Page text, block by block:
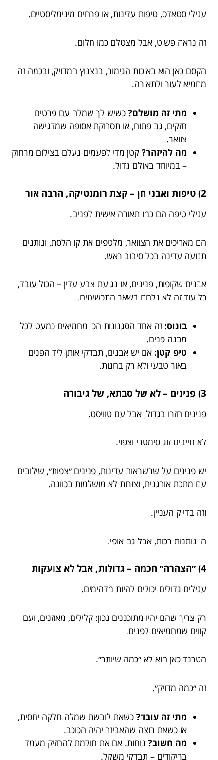
עגילי סטאדס, טיפות עדינות, או פרחים מינימליסטיים.
זה נראה פשוט, אבל מצטלם כמו חלום.
הקסם כאן הוא באיכות הגימור, בנצנוץ המדויק, ובכמה זה
מחמיא לעור ולתאורה.
מתי זה מושלם? כשיש לך שמלה עם פרטים
חזקים, גב פתוח, או תסרוקת אסופה שמדגישה
צוואר.
מה להיזהר? קטן מדי לפעמים נעלם בצילום מרחוק
– במיוחד באולם גדול.
2) טיפות ואבני חן – קצת רומנטיקה, הרבה אור
עגילי טיפה הם כמו תאורה אישית לפנים.
הם מאריכים את הצוואר, מלטפים את קו הלסת, ונותנים
תנועה עדינה בכל סיבוב ראש.
אבנים שקופות, פנינים, או נגיעת צבע עדין – הכול עובד,
כל עוד זה לא נלחם בשאר התכשיטים.
בונוס: זה אחד הסגנונות הכי מחמיאים כמעט לכל
מבנה פנים.
טיפ קטן: אם יש אבנים, תבדקי אותן ליד הפנים
באור טבעי ולא רק בחנות.
3) פנינים – לא של סבתא, של גיבורה
פנינים חזרו בגדול, אבל עם טוויסט.
לא חייבים זוג סימטרי וצפוי.
יש פנינים על שרשראות עדינות, פנינים ״צפות״, שילובים
עם מתכת אורגנית, וצורות לא מושלמות בכוונה.
וזה בדיוק העניין.
הן נותנות רכות, אבל גם אופי.
4) ״הצהרה״ חכמה – גדולות, אבל לא צועקות
עגילים גדולים יכולים להיות מדהימים.
רק צריך שהם יהיו מתוכננים נכון: קלילים, מאוזנים, ועם
קווים שמחמיאים לפנים.
הטרנד כאן הוא לא ״כמה שיותר״.
זה ״כמה מדויק״.
מתי זה עובד? כשאת לובשת שמלה חלקה יחסית,
או כשאת רוצה שהאביזר יהיה הכוכב.
מה חשוב? נוחות. אם את חולמת להחזיק מעמד
בריקודים – תבדקי משקל.